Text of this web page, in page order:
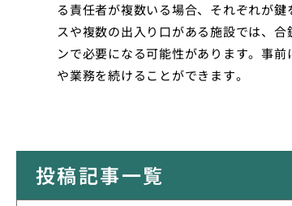
る責任者が複数いる場合、それぞれが
スや複数の出入り口がある施設では、
ンで必要になる可能性があります。事
や業務を続けることができます。
投稿記事一覧